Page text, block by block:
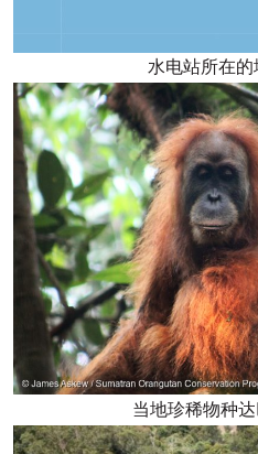
水电站所在的
当地珍稀物种